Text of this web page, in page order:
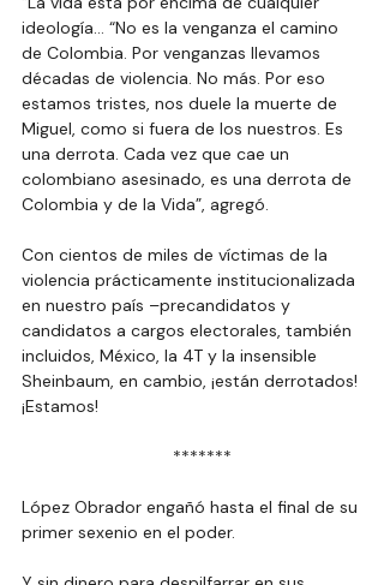
ideología… “No es la venganza el camino
de Colombia. Por venganzas llevamos
décadas de violencia. No más. Por eso
estamos tristes, nos duele la muerte de
Miguel, como si fuera de los nuestros. Es
una derrota. Cada vez que cae un
colombiano asesinado, es una derrota de
Colombia y de la Vida”, agregó.
Con cientos de miles de víctimas de la
violencia prácticamente institucionalizada
en nuestro país –precandidatos y
candidatos a cargos electorales, también
incluidos, México, la 4T y la insensible
Sheinbaum, en cambio, ¡están derrotados!
¡Estamos!
*******
López Obrador engañó hasta el final de su
primer sexenio en el poder.